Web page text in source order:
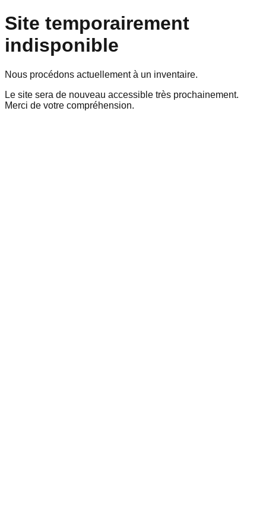
Site temporairement
indisponible
Nous procédons actuellement à un inventaire.
Le site sera de nouveau accessible très prochainement.
Merci de votre compréhension.